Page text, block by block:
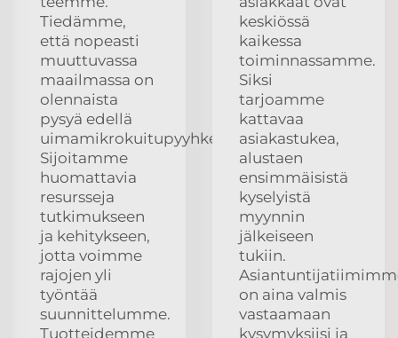
Tiedämme,
että nopeasti
muuttuvassa
maailmassa on
olennaista
pysyä edellä
uimamikrokuitupyyhkeitä.
Sijoitamme
huomattavia
resursseja
tutkimukseen
ja kehitykseen,
jotta voimme
rajojen yli
työntää
suunnittelumme.
Tuotteidemme
keskiössä
kaikessa
toiminnassamme.
Siksi
tarjoamme
kattavaa
asiakastukea,
alustaen
ensimmäisistä
kyselyistä
myynnin
jälkeiseen
tukiin.
on aina valmis
vastaamaan
kysymyksiisi ja